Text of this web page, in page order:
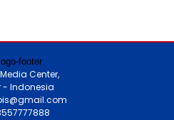
Center,
- Indonesia